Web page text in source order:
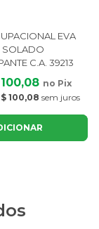
EVA
SOLADO
C.A. 39213
100,08 no Pix
100,08 sem juros